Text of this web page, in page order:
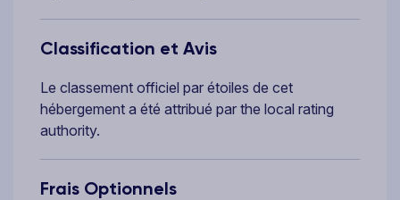
Classification et Avis
Le classement officiel par étoiles de cet
hébergement a été attribué par the local rating
authority.
Frais Optionnels